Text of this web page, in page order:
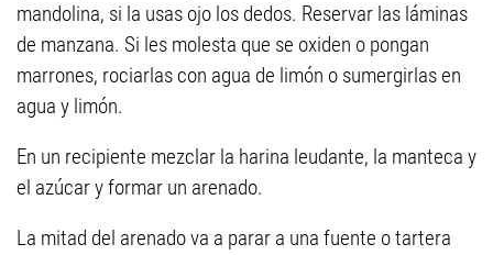
mandolina, si la usas ojo los dedos. Reservar las láminas
de manzana. Si les molesta que se oxiden o pongan
marrones, rociarlas con agua de limón o sumergirlas en
agua y limón.
En un recipiente mezclar la harina leudante, la manteca y
el azúcar y formar un arenado.
La mitad del arenado va a parar a una fuente o tartera